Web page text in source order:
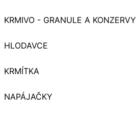
KRMIVO - GRANULE A KONZERVY
HLODAVCE
KRMÍTKA
NAPÁJAČKY